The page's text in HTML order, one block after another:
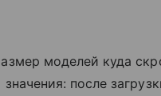
моделей куда
значения: после